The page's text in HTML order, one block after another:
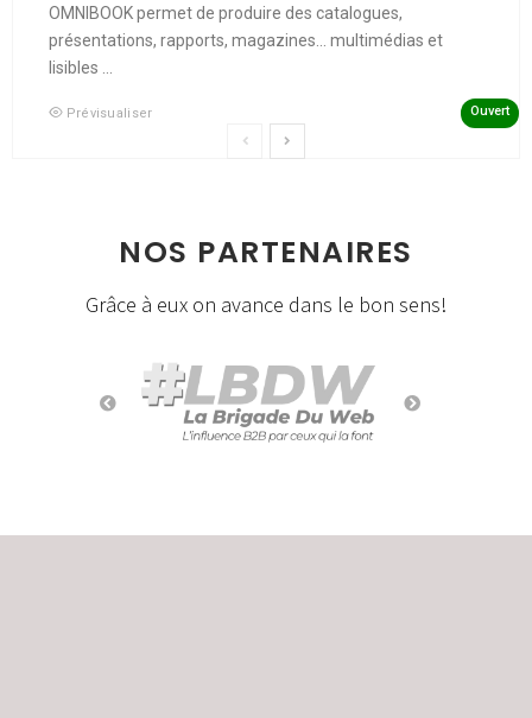
OMNIBOOK permet de produire des catalogues,
présentations, rapports, magazines... multimédias et
lisibles ...
Prévisualiser Ouvert
NOS PARTENAIRES
Grâce à eux on avance dans le bon sens!